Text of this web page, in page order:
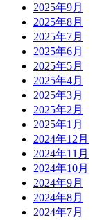
2025年9月
2025年8月
2025年7月
2025年6月
2025年5月
2025年4月
2025年3月
2025年2月
2025年1月
2024年12月
2024年11月
2024年10月
2024年9月
2024年8月
2024年7月